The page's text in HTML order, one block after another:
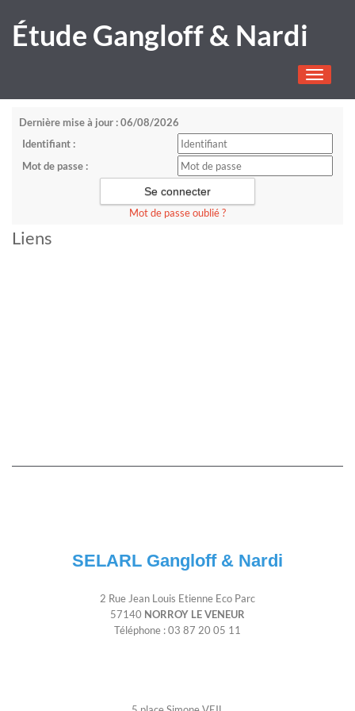
Étude Gangloff & Nardi
Toggle
Dernière mise à jour : 06/08/2026
Identifiant :
Mot de passe :
Mot de passe oublié ?
Liens
SELARL Gangloff & Nardi
2 Rue Jean Louis Etienne Eco Parc
57140 NORROY LE VENEUR
Téléphone : 03 87 20 05 11